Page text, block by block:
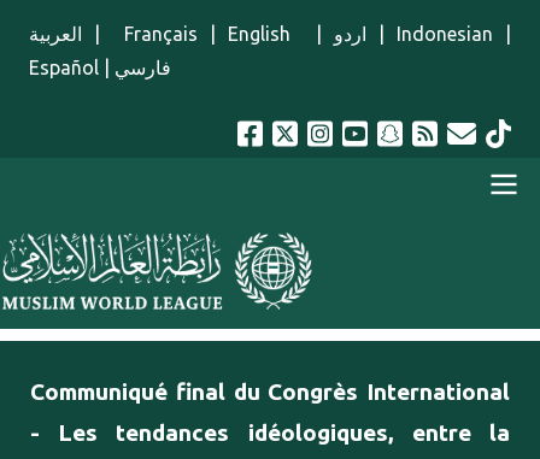
العربية
Français English اردو Indonesian
Español
فارسي
menu french
Communiqué final du Congrès International
- Les tendances idéologiques, entre la